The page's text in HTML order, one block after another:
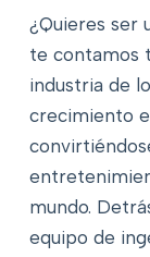
¿Quieres ser
te contamos
industria de
crecimiento
mundo.
equipo de